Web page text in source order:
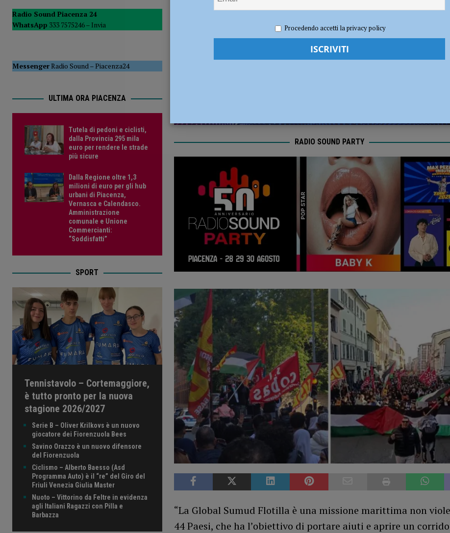
[ 5 Agosto 2026 ] Dalla Regione oltre 1,3 milioni di euro per gli hub urbani di Piacenza, Vernasca e Calendasco. Amministrazione
comunale e Unione Commercianti: “Soddisfatti” Redazione FG Attualità
RADIO SOUND PARTY
“La Global Sumud Flotilla è una missione marittima non
44 Paesi, che ha l’obiettivo di portare aiuti e aprire un
Radio Sound Piacenza 24
WhatsApp 333 7575246 – Invia
MessengerRadio Sound–Piacenza24
ULTIMA ORA PIACENZA
Tutela di pedoni e ciclisti,
dalla Provincia 295 mila
euro per rendere le strade
più sicure
Dalla Regione oltre 1,3
milioni di euro per gli hub
urbani di Piacenza,
Vernasca e Calendasco.
Amministrazione
comunale e Unione
Commercianti:
“Soddisfatti”
SPORT
Tennistavolo – Cortemaggiore,
è tutto pronto per la nuova
stagione 2026/2027
Serie B – Oliver Krilkovs è un nuovo
giocatore dei Fiorenzuola Bees
Savino Orazzo è un nuovo difensore
del Fiorenzuola
Ciclismo – Alberto Baesso (Asd
Programma Auto) è il “re” del Giro del
Friuli Venezia Giulia Master
Nuoto – Vittorino da Feltre in evidenza
agli Italiani Ragazzi con Pilla e
Barbazza
Procedendo accetti la privacy policy